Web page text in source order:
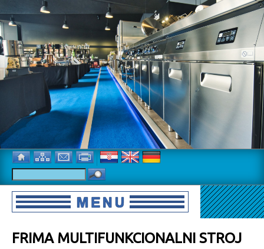
FRIMA MULTIFUNKCIONALNI STROJ